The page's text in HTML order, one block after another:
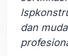
dan